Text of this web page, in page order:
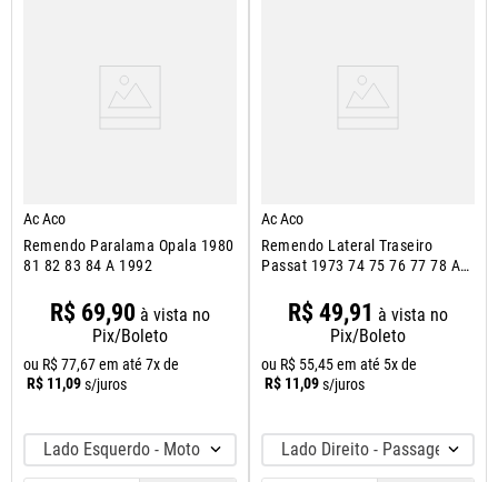
Ac Aco
Remendo Paralama Opala 1980
81 82 83 84 A 1992
R$ 69,90 à vista no
Pix/Boleto
ou R$77,67em até 7x de
R$ 11,09s/juros
Lado Esquerdo - Motorista
Ac Aco
Remendo Lateral Traseiro
Passat 1973 74 75 76 77 78 A
R$ 49,91 à vista no
Pix/Boleto
ou R$ 55,45em até 5x de
R$ 11,09s/juros
Lado Direito - Passageiro